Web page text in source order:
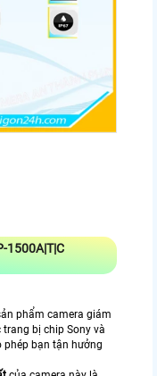
1500A|T|C
phẩm camera giám
bị chip Sony và
phép bạn tận hưởng